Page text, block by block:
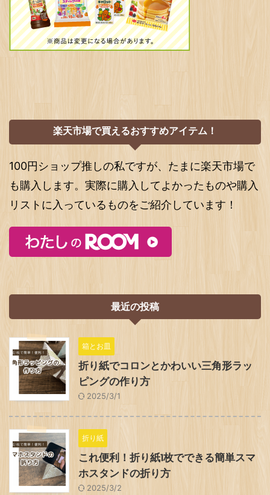
楽天市場で買えるおすすめアイテム！
100円ショップ推しの私ですが、たまに楽天市場で
も購入します。実際に購入してよかったものや購入
リストに入っているものをご紹介しています！
最近の投稿
箱とお皿
折り紙でコロンとかわいい三角形ラッ
ピングの作り方
2025/3/1
折り紙
これ便利！折り紙1枚でできる簡単スマ
ホスタンドの折り方
2025/3/2